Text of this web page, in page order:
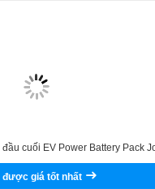
cuối EV Power Battery Pack
được giá tốt nhất